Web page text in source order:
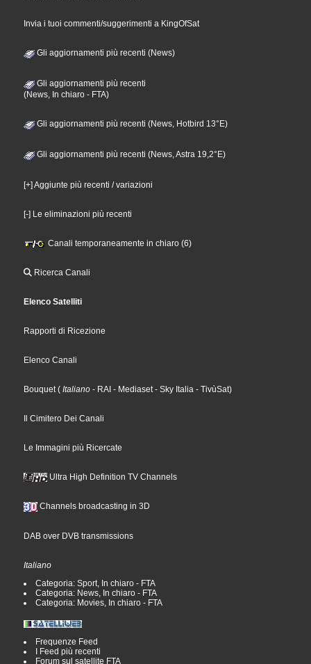
Invia i tuoi commenti/suggerimenti a KingOfSat
Gli aggiornamenti più recenti (News)
Gli aggiornamenti più recenti
(News, In chiaro - FTA)
Gli aggiornamenti più recenti (News, Hotbird 13°E)
Gli aggiornamenti più recenti (News, Astra 19,2°E)
[+] Aggiunte più recenti / variazioni
[-] Le eliminazioni più recenti
Canali temporaneamente in chiaro (6)
Ricerca Canali
Elenco Satelliti
Rapporti di Ricezione
Elenco Canali
Bouquet ( Italiano - RAI - Mediaset - Sky Italia - TivùSat)
Il Cimitero Dei Canali
Le Immagini più Ricercate
Ultra High Definition TV Channels
Channels broadcasting in 3D
DAB over DVB transmissions
Italiano
Categoria: Sport, In chiaro - FTA
Categoria: News, In chiaro - FTA
Categoria: Movies, In chiaro - FTA
Frequenze Feed
I Feed più recenti
Forum sul satellite FTA